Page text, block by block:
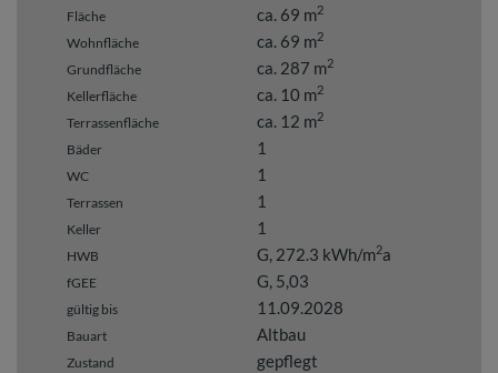
Fläche ca. 69 m2
Wohnfläche ca. 69 m2
Grundfläche ca. 287 m2
Kellerfläche ca. 10 m2
Terrassenfläche ca. 12 m2
Bäder 1
WC 1
Terrassen 1
Keller 1
HWB G, 272.3 kWh/m2a
fGEE G, 5,03
gültig bis 11.09.2028
Bauart Altbau
Zustand gepflegt